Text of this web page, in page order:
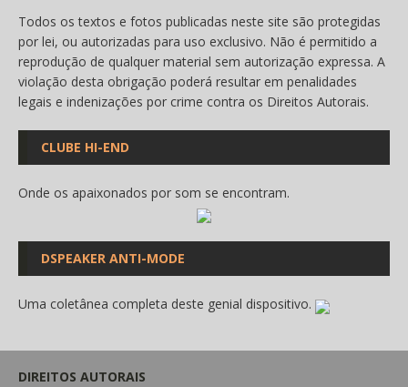
Todos os textos e fotos publicadas neste site são protegidas
por lei, ou autorizadas para uso exclusivo. Não é permitido a
reprodução de qualquer material sem autorização expressa. A
violação desta obrigação poderá resultar em penalidades
legais e indenizações por crime contra os Direitos Autorais.
CLUBE HI-END
Onde os apaixonados por som se encontram.
DSPEAKER ANTI-MODE
Uma coletânea completa deste genial dispositivo.
DIREITOS AUTORAIS